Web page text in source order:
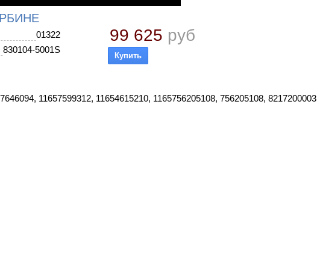
01322
830104-5001S
99 625 руб
11657599312, 11654615210, 1165756205108, 756205108,